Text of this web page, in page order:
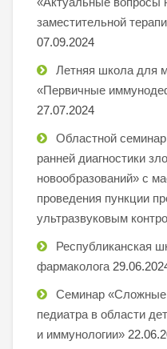
заместительной
07.09.2024
Летняя школа для
«Первичные
27.07.2024
Областной
ранней диагностики
новообразований» с
проведения пункции
ультразвуковым
Республиканская
фармаколога
Семинар «Сложные
педиатра в области
и иммунологии»